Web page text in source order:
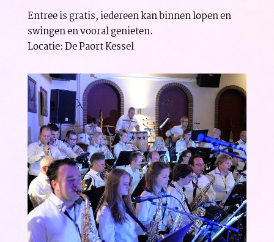
Entree is gratis, iedereen kan binnen lopen en
swingen en vooral genieten.
Locatie: De Paort Kessel